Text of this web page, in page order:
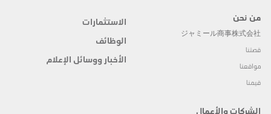
من نحن
ジャミール商事株式会社
قصتنا
مواقعنا
قيمنا
الاستثمارات
الوظائف
الأخبار ووسائل الإعلام
الشركات والأعمال